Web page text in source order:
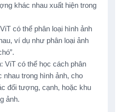
khác nhau xuất hiện trong
có thể phân loại hình ảnh
ví dụ như phân loại ảnh
ViT có thể học cách phân
nhau trong hình ảnh, cho
đối tượng, cạnh, hoặc khu
ảnh.